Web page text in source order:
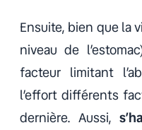
Ensuite, bien que la
niveau de
facteur limitant
l’effort différents
dernière. Aussi,